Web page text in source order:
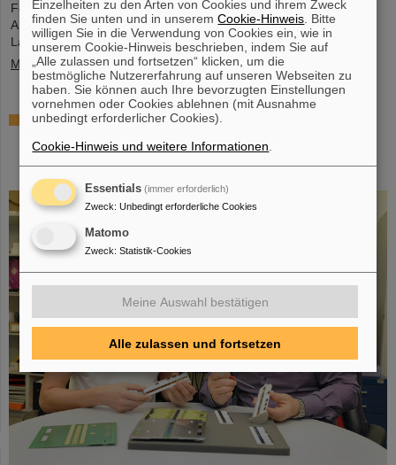
Fermium-Atomkernen (Element 100) mit unterschiedlichen
Anzahlen an Neutronen zu gewinnen. Mit modernen
Laserspektroskopietechniken bestimmten sie…
Mehr »
Das schwerste bisher chemisch untersuchte
Bestimmung der Eigenschaften von Moscovium
und Nihonium
Einzelheiten zu den Arten von Cookies und ihrem Zweck
finden Sie unten und in unseremCookie-Hinweis . Bitte
willigen Sie in die Verwendung von Cookies ein, wie in
unserem Cookie-Hinweis beschrieben, indem Sie auf
„Alle zulassen und fortsetzen“ klicken, um die
bestmögliche Nutzererfahrung auf unseren Webseiten zu
haben. Sie können auch Ihre bevorzugten Einstellungen
vornehmen oder Cookies ablehnen (mit Ausnahme
unbedingt erforderlicher Cookies).
Cookie-Hinweis und weitere Informationen
Essentials (immer erforderlich)
Zweck: Unbedingt erforderliche Cookies
Matomo
Zweck: Statistik-Cookies
Meine Auswahl bestätigen
Alle zulassen und fortsetzen